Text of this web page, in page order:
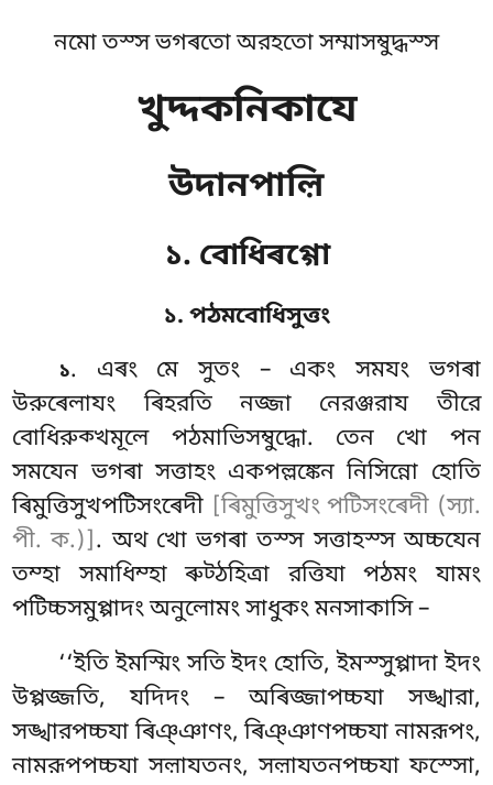
নমো তস্স ভগৰতো অরহতো সম্মাসম্বুদ্ধস্স
খুদ্দকনিকাযে
উদানপাল়ি
১. বোধিৰগ্গো
১. পঠমবোধিসুত্তং
১. এৰং মে সুতং – একং সমযং ভগৰা
উরুৰেলাযং ৰিহরতি নজ্জা নেরঞ্জরায তীরে
বোধিরুক্খমূলে পঠমাভিসম্বুদ্ধো. তেন খো পন
সমযেন ভগৰা সত্তাহং একপল্লঙ্কেন নিসিন্নো হোতি
ৰিমুত্তিসুখপটিসংৰেদী [ৰিমুত্তিসুখং পটিসংৰেদী (স্যা.
পী. ক.)] . অথ খো ভগৰা তস্স সত্তাহস্স অচ্চযেন
তম্হা সমাধিম্হা ৰুট্ঠহিত্ৰা রত্তিযা পঠমং যামং
পটিচ্চসমুপ্পাদং অনুলোমং সাধুকং মনসাকাসি –
‘‘ইতি ইমস্মিং সতি ইদং হোতি, ইমস্সুপ্পাদা ইদং
উপ্পজ্জতি, যদিদং – অৰিজ্জাপচ্চযা সঙ্খারা,
সঙ্খারপচ্চযা ৰিঞ্ঞাণং, ৰিঞ্ঞাণপচ্চযা নামরূপং,
নামরূপপচ্চযা সল়াযতনং, সল়াযতনপচ্চযা ফস্সো,